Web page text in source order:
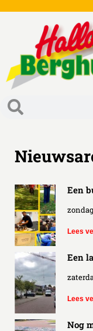
Een
Lees
Een
Lees
Nog